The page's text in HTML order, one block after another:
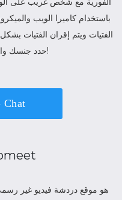
باستخدام كاميرا الويب
الفتيات ويتم إقران الفتيات
حدد جنسك وانقر على "بدء محادثة فيديو". هذا كل شئ!
Chat